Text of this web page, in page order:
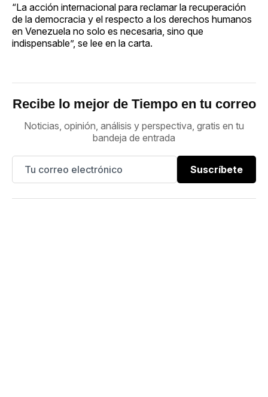
“La acción internacional para reclamar la recuperación
de la democracia y el respecto a los derechos humanos
en Venezuela no solo es necesaria, sino que
indispensable”, se lee en la carta.
Recibe lo mejor de Tiempo en tu correo
Noticias, opinión, análisis y perspectiva, gratis en tu
bandeja de entrada
Suscríbete